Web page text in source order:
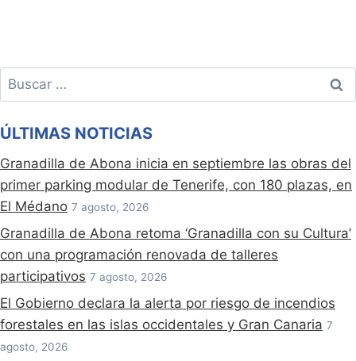
Buscar:
ÚLTIMAS NOTICIAS
Granadilla de Abona inicia en septiembre las obras del
primer parking modular de Tenerife, con 180 plazas, en
El Médano 7 agosto, 2026
Granadilla de Abona retoma ‘Granadilla con su Cultura’
con una programación renovada de talleres
participativos 7 agosto, 2026
El Gobierno declara la alerta por riesgo de incendios
forestales en las islas occidentales y Gran Canaria 7
agosto, 2026